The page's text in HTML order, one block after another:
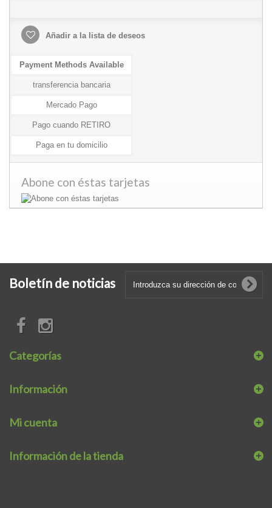
Añadir a la lista de deseos
Payment Methods Available
transferencia bancaria
Mercado Pago
Pago cuando RETIRO
Paga en tu domicilio
Abone con éstas tarjetas
Boletín de noticias
Categorías
Información
Mi cuenta
Información de la tienda